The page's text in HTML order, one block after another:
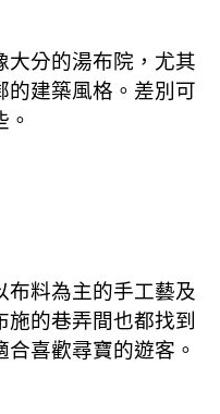
大分的湯布院，尤其
的建築風格。差別可
布料為主的手工藝及
的巷弄間也都找到
喜歡尋寶的遊客。